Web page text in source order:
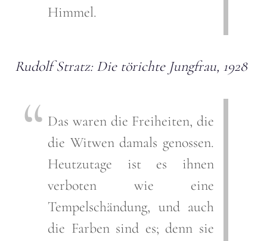
Himmel.
Rudolf Stratz: Die törichte Jungfrau, 1928
Das waren die Freiheiten, die
die Witwen damals genossen.
Heutzutage ist es ihnen
verboten wie eine
Tempelschändung, und auch
die Farben sind es; denn sie